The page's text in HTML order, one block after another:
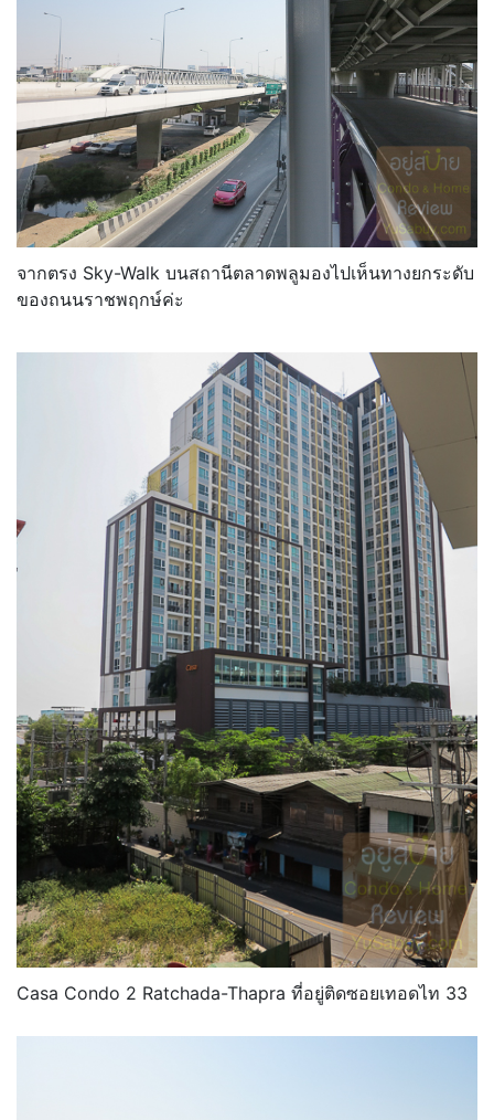
จากตรง Sky-Walk บนสถานีตลาดพลูมองไปเห็นทางยกระดับ
ของถนนราชพฤกษ์ค่ะ
Casa Condo 2 Ratchada-Thapra ที่อยู่ติดซอยเทอดไท 33